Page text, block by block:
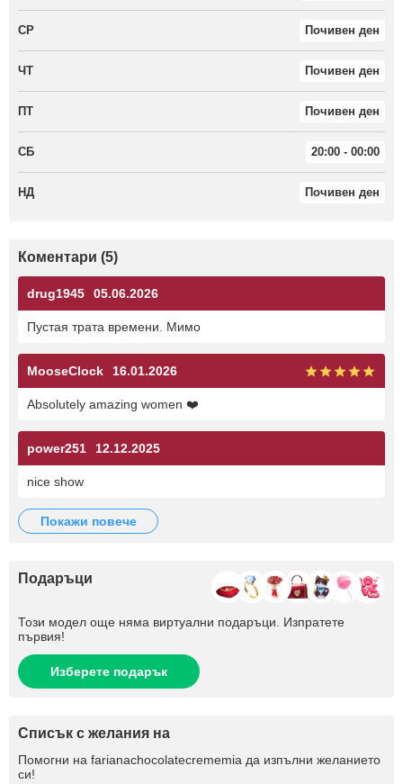
СР Почивен ден
ЧТ Почивен ден
ПТ Почивен ден
СБ 20:00 - 00:00
НД Почивен ден
Коментари (5)
drug1945 05.06.2026
Пустая трата времени. Мимо
MooseClock 16.01.2026
Absolutely amazing women ❤️
power251 12.12.2025
nice show
покажи повече
Подаръци
Този модел още няма виртуални подаръци. Изпратете
първия!
Изберете подарък
Списък с желания на
Помогни на farianachocolatecrememia да изпълни желанието
си!